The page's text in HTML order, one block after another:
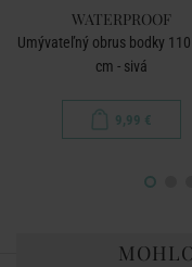
WATERPROOF
Umývateľný obrus bodky
cm - sivá
9,99 €